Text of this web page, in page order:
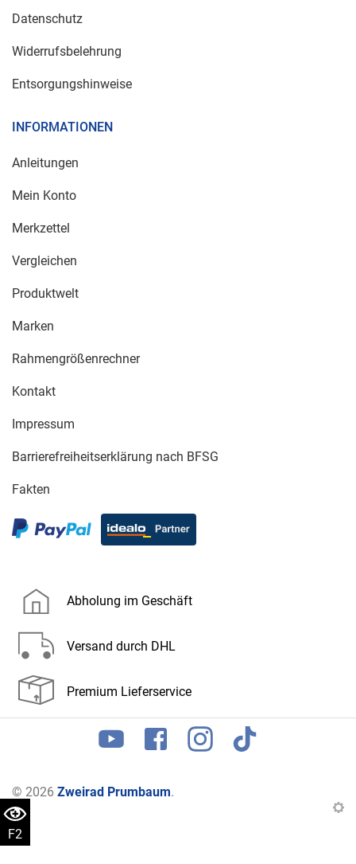
F2
Datenschutz
Widerrufsbelehrung
Entsorgungshinweise
INFORMATIONEN
Anleitungen
Mein Konto
Merkzettel
Vergleichen
Produktwelt
Marken
Rahmengrößenrechner
Kontakt
Impressum
Barrierefreiheitserklärung nach BFSG
Fakten
Abholung im Geschäft
Versand durch DHL
Premium Lieferservice
© 2026 Zweirad Prumbaum.